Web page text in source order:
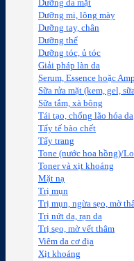
Dưỡng da mặt
Dưỡng mi, lông mày
Dưỡng tay, chân
Dưỡng thể
Dưỡng tóc, ủ tóc
Giải pháp làn da
Serum, Essence hoặc
Sữa rửa mặt (kem, gel,
Sữa tắm, xà bông
Tái tạo, chống lão hóa da
Tẩy tế bào chết
Tẩy trang
Tone (nước hoa hồng)/
Toner và xịt khoáng
Mặt nạ
Trị mụn
Trị mụn, ngừa sẹo, mờ
Trị nứt da, rạn da
Trị sẹo, mờ vết thâm
Viêm da cơ địa
Xịt khoáng